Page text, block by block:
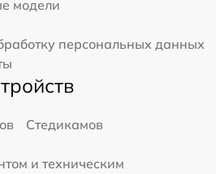
модели
персональных данных
Стедикамов
и техническим